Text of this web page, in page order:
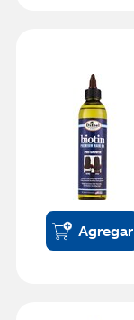
Agregar